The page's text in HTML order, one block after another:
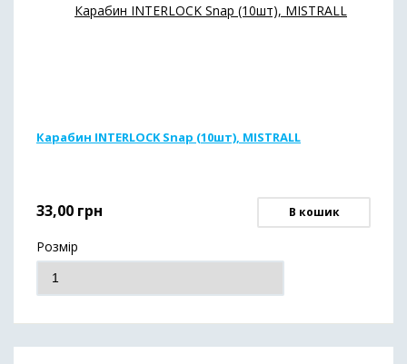
Карабин INTERLOCK Snap (10шт), MISTRALL
33,00 грн В кошик
Розмір